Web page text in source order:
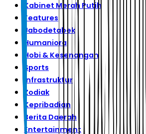
Kabinet Merah Putih
Features
Jabodetabek
Humaniora
Hobi & Kesenangan
Sports
Infrastruktur
Zodiak
Kepribadian
Berita Daerah
Entertainment